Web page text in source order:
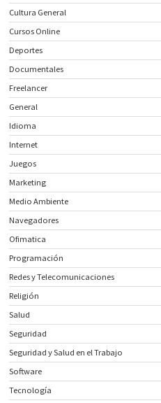
Cultura General
Cursos Online
Deportes
Documentales
Freelancer
General
Idioma
Internet
Juegos
Marketing
Medio Ambiente
Navegadores
Ofimatica
Programación
Redes y Telecomunicaciones
Religión
Salud
Seguridad
Seguridad y Salud en el Trabajo
Software
Tecnología